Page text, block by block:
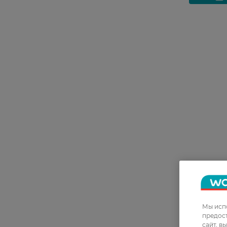
Men
152,99
Мы
сайт,